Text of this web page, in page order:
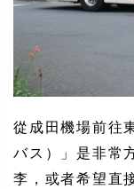
從成田機場前往
バス）」是非常
李，或者希望直